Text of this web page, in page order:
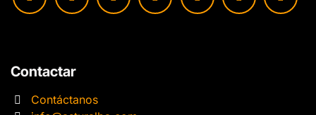
Contactar
Contáctanos